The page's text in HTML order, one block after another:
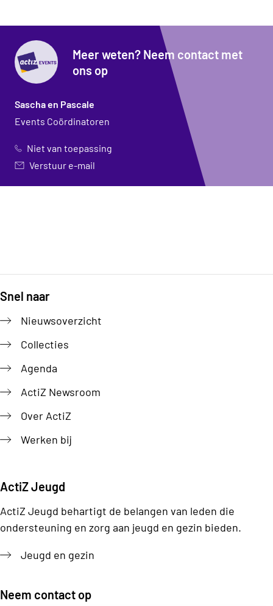
Meer weten? Neem contact met
ons op
Sascha en Pascale
Events Coördinatoren
Niet van toepassing
Verstuur e-mail
Snel naar
Nieuwsoverzicht
Collecties
Agenda
ActiZ Newsroom
Over ActiZ
Werken bij
ActiZ Jeugd
ActiZ Jeugd behartigt de belangen van leden die
ondersteuning en zorg aan jeugd en gezin bieden.
Jeugd en gezin
Neem contact op